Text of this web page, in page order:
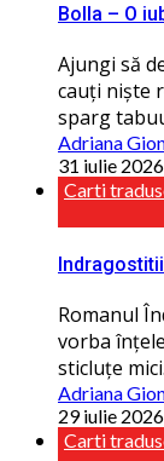
Bolla – O
Ajungi să
cauţi niște
sparg
Adriana
31 iulie 2026
Carti
Romanul
vorba
sticluţe
Adriana
29 iulie 2026
Carti